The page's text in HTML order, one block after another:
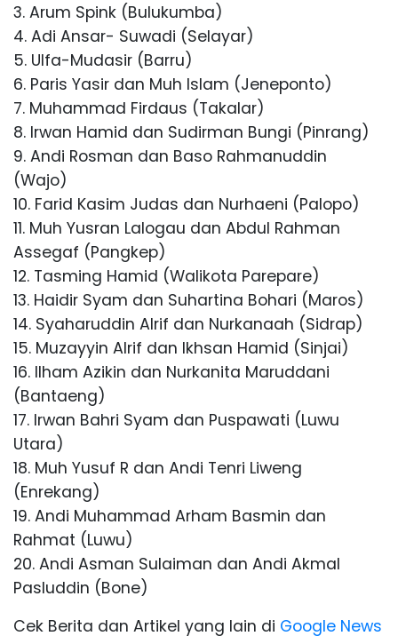
3. Arum Spink (Bulukumba)
4. Adi Ansar- Suwadi (Selayar)
5. Ulfa-Mudasir (Barru)
6. Paris Yasir dan Muh Islam (Jeneponto)
7. Muhammad Firdaus (Takalar)
8. Irwan Hamid dan Sudirman Bungi (Pinrang)
9. Andi Rosman dan Baso Rahmanuddin
(Wajo)
10. Farid Kasim Judas dan Nurhaeni (Palopo)
11. Muh Yusran Lalogau dan Abdul Rahman
Assegaf (Pangkep)
12. Tasming Hamid (Walikota Parepare)
13. Haidir Syam dan Suhartina Bohari (Maros)
14. Syaharuddin Alrif dan Nurkanaah (Sidrap)
15. Muzayyin Alrif dan Ikhsan Hamid (Sinjai)
16. Ilham Azikin dan Nurkanita Maruddani
(Bantaeng)
17. Irwan Bahri Syam dan Puspawati (Luwu
Utara)
18. Muh Yusuf R dan Andi Tenri Liweng
(Enrekang)
19. Andi Muhammad Arham Basmin dan
Rahmat (Luwu)
20. Andi Asman Sulaiman dan Andi Akmal
Pasluddin (Bone)
Cek Berita dan Artikel yang lain di Google News